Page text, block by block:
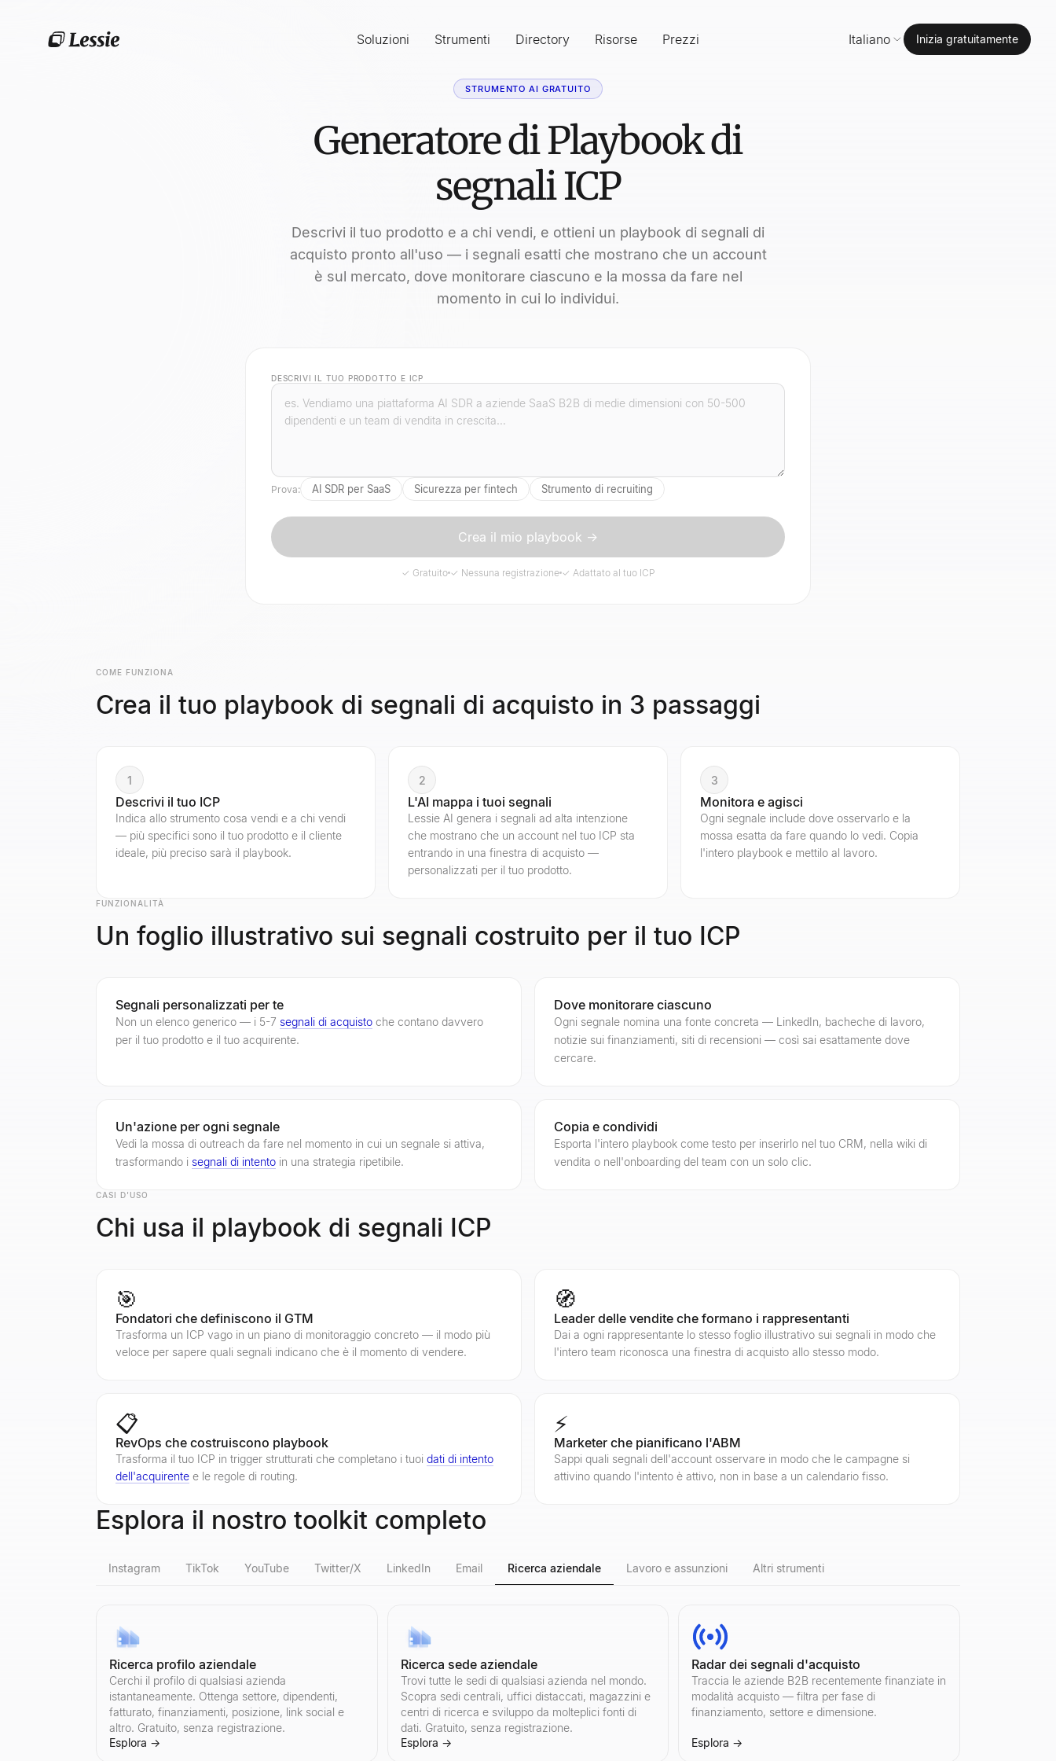
Soluzioni Strumenti Directory Risorse Prezzi Italiano Inizia gratuitamente
STRUMENTO AI GRATUITO
Generatore di Playbook di
segnali ICP
Descrivi il tuo prodotto e a chi vendi, e ottieni un playbook di segnali di
acquisto pronto all'uso — i segnali esatti che mostrano che un account
è sul mercato, dove monitorare ciascuno e la mossa da fare nel
momento in cui lo individui.
DESCRIVI IL TUO PRODOTTO E ICP
Prova: AI SDR per SaaS Sicurezza per fintech Strumento di recruiting
Crea il mio playbook →
✓ Gratuito ✓ Nessuna registrazione ✓ Adattato al tuo ICP
COME FUNZIONA
Crea il tuo playbook di segnali di acquisto in 3 passaggi
1
Descrivi il tuo ICP
Indica allo strumento cosa vendi e a chi vendi
— più specifici sono il tuo prodotto e il cliente
ideale, più preciso sarà il playbook.
2
L'AI mappa i tuoi segnali
Lessie AI genera i segnali ad alta intenzione
che mostrano che un account nel tuo ICP sta
entrando in una finestra di acquisto —
personalizzati per il tuo prodotto.
3
Monitora e agisci
Ogni segnale include dove osservarlo e la
mossa esatta da fare quando lo vedi. Copia
l'intero playbook e mettilo al lavoro.
FUNZIONALITÀ
Un foglio illustrativo sui segnali costruito per il tuo ICP
Segnali personalizzati per te
Non un elenco generico — i 5-7 segnali di acquisto che contano davvero
per il tuo prodotto e il tuo acquirente.
Dove monitorare ciascuno
Ogni segnale nomina una fonte concreta — LinkedIn, bacheche di lavoro,
notizie sui finanziamenti, siti di recensioni — così sai esattamente dove
cercare.
Un'azione per ogni segnale
Vedi la mossa di outreach da fare nel momento in cui un segnale si attiva,
trasformando i segnali di intento in una strategia ripetibile.
Copia e condividi
Esporta l'intero playbook come testo per inserirlo nel tuo CRM, nella wiki di
vendita o nell'onboarding del team con un solo clic.
CASI D'USO
Chi usa il playbook di segnali ICP
🎯
Fondatori che definiscono il GTM
Trasforma un ICP vago in un piano di monitoraggio concreto — il modo più
veloce per sapere quali segnali indicano che è il momento di vendere.
🧭
Leader delle vendite che formano i rappresentanti
Dai a ogni rappresentante lo stesso foglio illustrativo sui segnali in modo che
l'intero team riconosca una finestra di acquisto allo stesso modo.
📋
RevOps che costruiscono playbook
Trasforma il tuo ICP in trigger strutturati che completano i tuoi dati di intento
dell'acquirente e le regole di routing.
⚡
Marketer che pianificano l'ABM
Sappi quali segnali dell'account osservare in modo che le campagne si
attivino quando l'intento è attivo, non in base a un calendario fisso.
Esplora il nostro toolkit completo
Instagram TikTok YouTube Twitter/X LinkedIn Email Ricerca aziendale Lavoro e assunzioni Altri strumenti
Verifica follower falsi Instagram
Rilevi i falsi follower Instagram istantaneamente. Il nostro strumento gratuito analizza il tasso di coinvolgimento, la qualità dei follower e il punteggio di credibilità per identificare gli account
Esplora→
Verifica follower falsi TikTok
Rileva i falsi follower di TikTok istantaneamente. Il nostro strumento gratuito analizza il tasso di coinvolgimento, la qualità dei follower e il punteggio di credibilità per identificare gli account
Esplora→
Conteggio follower YouTube
Verifichi il conteggio degli iscritti in tempo reale e le statistiche di qualsiasi canale YouTube. Consulti iscritti, visualizzazioni totali, video, tasso di coinvolgimento e altro. Gratuito, senza
Esplora→
Visualizzatore Profili X
Visualizza in modo anonimo i profili pubblici di X (Twitter) — nessun login richiesto. Sfoglia bio, numero di follower e attività recenti di qualsiasi account pubblico.
Esplora→
Qualificatore di lead LinkedIn
Incolla un post di LinkedIn — scopri se l'autore è un acquirente e ottieni una risposta personalizzata.
Esplora→
Verificatore email di massa
Verifica gratuitamente liste email di massa — rimuovi istantaneamente email non valide, temporanee e spam-trap. Riduci i tassi di rimbalzo e aumenta la deliverability. Nessuna
Esplora→
Ricerca profilo aziendale
Cerchi il profilo di qualsiasi azienda
istantaneamente. Ottenga settore, dipendenti,
fatturato, finanziamenti, posizione, link social e
altro. Gratuito, senza registrazione.
Esplora →
Ricerca sede aziendale
Trovi tutte le sedi di qualsiasi azienda nel mondo.
Scopra sedi centrali, uffici distaccati, magazzini e
centri di ricerca e sviluppo da molteplici fonti di
dati. Gratuito, senza registrazione.
Esplora →
Radar dei segnali d'acquisto
Traccia le aziende B2B recentemente finanziate in
modalità acquisto — filtra per fase di
finanziamento, settore e dimensione.
Esplora →